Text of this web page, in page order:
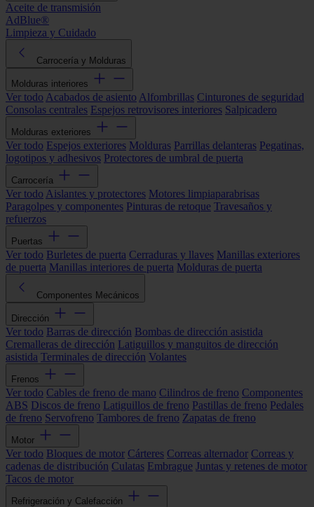
Aceite de transmisión
AdBlue®
Limpieza y Cuidado
Carrocería y Molduras
Molduras interiores
Ver todo Acabados de asiento Alfombrillas Cinturones de seguridad
Consolas centrales Espejos retrovisores interiores Salpicadero
Molduras exteriores
Ver todo Espejos exteriores Molduras Parrillas delanteras Pegatinas,
logotipos y adhesivos Protectores de umbral de puerta
Carrocería
Ver todo Aislantes y protectores Motores limpiaparabrisas
Paragolpes y componentes Pinturas de retoque Travesaños y
refuerzos
Puertas
Ver todo Burletes de puerta Cerraduras y llaves Manillas exteriores
de puerta Manillas interiores de puerta Molduras de puerta
Componentes Mecánicos
Dirección
Ver todo Barras de dirección Bombas de dirección asistida
Cremalleras de dirección Latiguillos y manguitos de dirección
asistida Terminales de dirección Volantes
Frenos
Ver todo Cables de freno de mano Cilindros de freno Componentes
ABS Discos de freno Latiguillos de freno Pastillas de freno Pedales
de freno Servofreno Tambores de freno Zapatas de freno
Motor
Ver todo Bloques de motor Cárteres Correas alternador Correas y
cadenas de distribución Culatas Embrague Juntas y retenes de motor
Tacos de motor
Refrigeración y Calefacción